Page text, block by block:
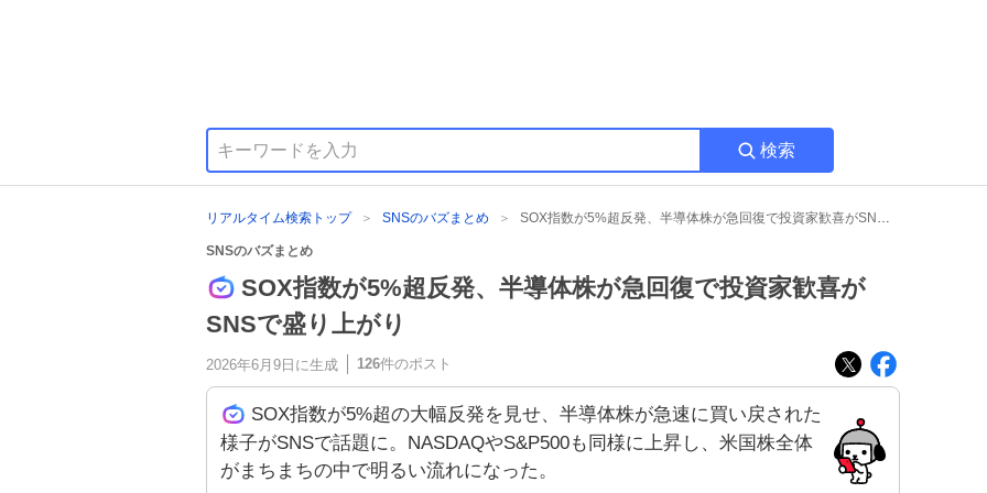
検索
リアルタイム検索トップ SNSのバズまとめ SOX指数が5%超反発、半導体株が急回復で投資家歓喜がSNSで盛り上がり
SNSのバズまとめ
SOX指数が5%超反発、半導体株が急回復で投資家歓喜が
SNSで盛り上がり
2026年6月9日 に生成 126件のポスト
SOX指数が5%超の大幅反発を見せ、半導体株が急速に買い戻された
様子がSNSで話題に。NASDAQやS&P500も同様に上昇し、米国株全体
がまちまちの中で明るい流れになった。